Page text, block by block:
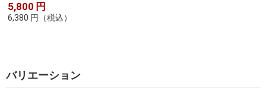
5,800 円
6,380 円 （税込）
バリエーション